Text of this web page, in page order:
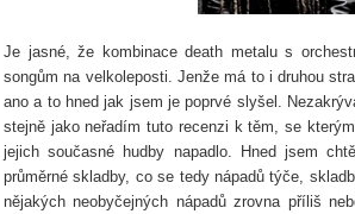
Je jasné, že kombinace death metalu s
songům na velkoleposti. Jenže má to i druhou
ano a to hned jak jsem je poprvé slyšel.
stejně jako neřadím tuto recenzi k těm, se
jejich současné hudby napadlo. Hned jsem
průměrné skladby, co se tedy nápadů týče,
nějakých neobyčejných nápadů zrovna příliš